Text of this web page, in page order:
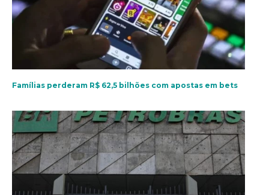
Famílias perderam R$ 62,5 bilhões com apostas em bets